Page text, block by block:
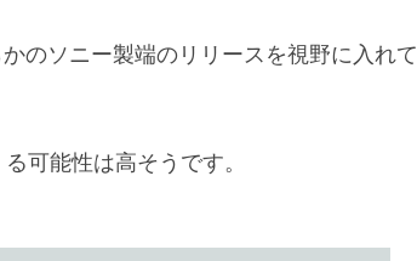
のソニー製端のリリースを視野に入れて
可能性は高そうです。